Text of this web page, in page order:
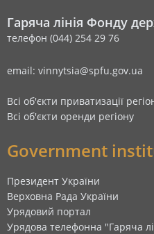
Гаряча лінія Фонду
телефон (044) 254 29 76
email: vinnytsia@spfu.gov.ua
Всі об'єкти приватизації
Всі об'єкти оренди регіону
Government
Президент України
Верховна Рада України
Урядовий портал
Урядова телефонна "Гаряча